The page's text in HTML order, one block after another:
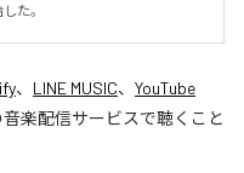
た。
、 LINE MUSIC、 YouTube
音楽配信サービスで聴くこと